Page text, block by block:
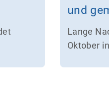
und
Lange
Oktober